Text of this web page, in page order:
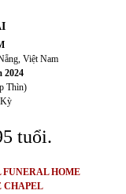
Việt Nam
2024
Thìn)
tuổi.
FUNERAL HOME
CHAPEL